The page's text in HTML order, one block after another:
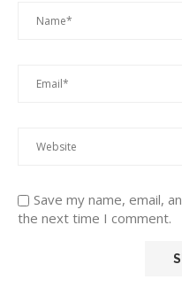
Save my name, email,
the next time I comment.